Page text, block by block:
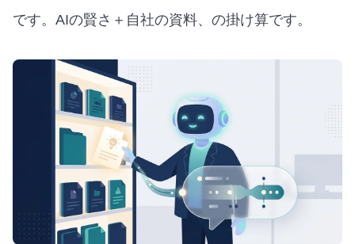
です。AIの賢さ＋自社の資料、の掛け算です。